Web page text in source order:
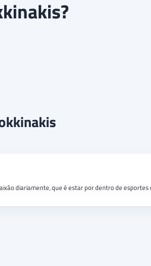
diariamente, que é estar por dentro de